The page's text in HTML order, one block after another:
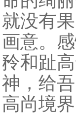
就没有
画意。
矝和趾
神，给
高